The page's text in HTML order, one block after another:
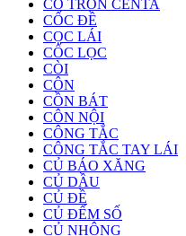
CO TRÒN CENTA
CỐC ĐỀ
CỌC LÁI
CỐC LỌC
CÒI
CÔN
CỒN BÁT
CÔN NỘI
CÔNG TẮC
CÔNG TẮC TAY LÁI
CỦ BÁO XĂNG
CỦ DẦU
CỦ ĐỀ
CỦ ĐẾM SỐ
CỦ NHÔNG